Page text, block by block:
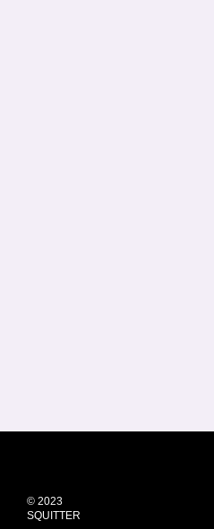
© 2023
SQUITTER